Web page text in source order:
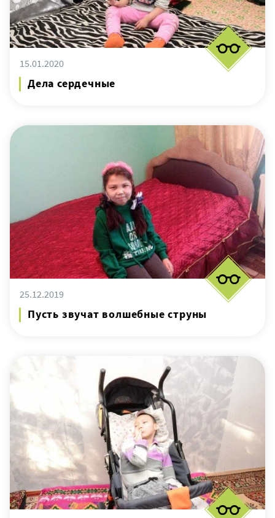
15.01.2020
Дела сердечные
25.12.2019
Пусть звучат волшебные струны